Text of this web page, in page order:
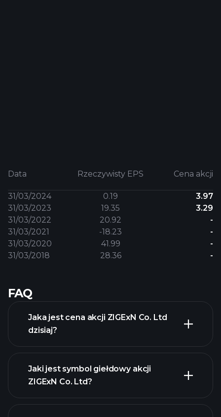
Data Rzeczywisty EPS Cena akcji
31/03/2024 0.19
3.97
31/03/2023
19.35
3.29
31/03/2022
20.92
-
31/03/2021
-18.23
-
31/03/2020
41.99
-
31/03/2018
28.36 -
FAQ
Jaka jest cena akcji ZIGExN Co. Ltd
dzisiaj?
zaawansowanej wykresie
Jaki jest symbol giełdowy akcji
ZIGExN Co. Ltd?